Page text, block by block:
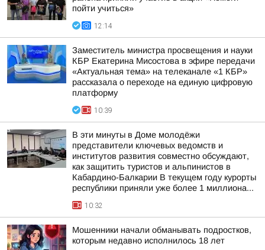
пойти учиться»
12:14
Заместитель министра просвещения и науки
КБР Екатерина Мисостова в эфире передачи
«Актуальная тема» на телеканале «1 КБР»
рассказала о переходе на единую цифровую
платформу
10:39
В эти минуты в Доме молодёжи
представители ключевых ведомств и
институтов развития совместно обсуждают,
как защитить туристов и альпинистов в
Кабардино-Балкарии В текущем году курорты
республики приняли уже более 1 миллиона...
10:32
Мошенники начали обманывать подростков,
которым недавно исполнилось 18 лет